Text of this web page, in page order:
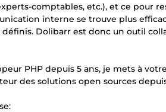
comptables, etc.), et ce pour
interne se trouve plus
Dolibarr est donc un outil
PHP depuis 5 ans, je mets à
des solutions open sources